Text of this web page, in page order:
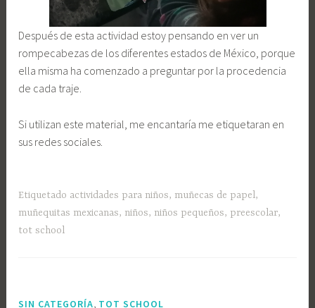
Después de esta actividad estoy pensando en ver un
rompecabezas de los diferentes estados de México, porque
ella misma ha comenzado a preguntar por la procedencia
de cada traje.
Si utilizan este material, me encantaría me etiquetaran en
sus redes sociales.
Etiquetado actividades para niños, muñecas de papel,
muñequitas mexicanas, niños, niños pequeños, preescolar,
tot school
SIN CATEGORÍA TOT SCHOOL